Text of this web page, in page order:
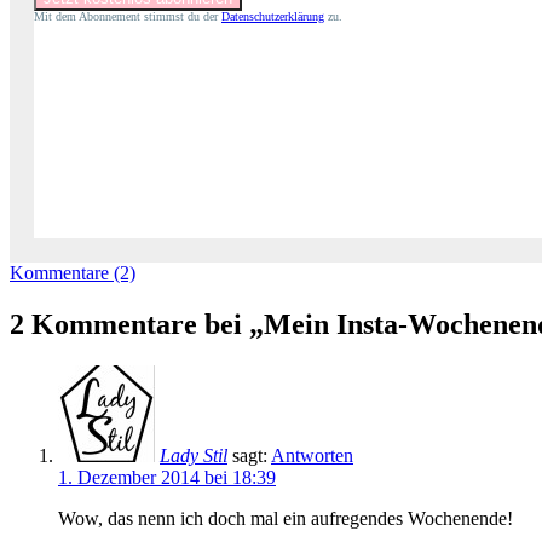
Mit dem Abonnement stimmst du derDatenschutzerklärung zu.
Kommentare (2)
2 Kommentare bei „Mein Insta-
Lady Stil sagt: Antworten
1. Dezember 2014 bei 18:39
Wow, das nenn ich doch mal ein aufregendes Wochenende!